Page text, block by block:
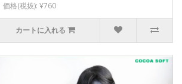
価格(税抜): ¥760
カートに入れる